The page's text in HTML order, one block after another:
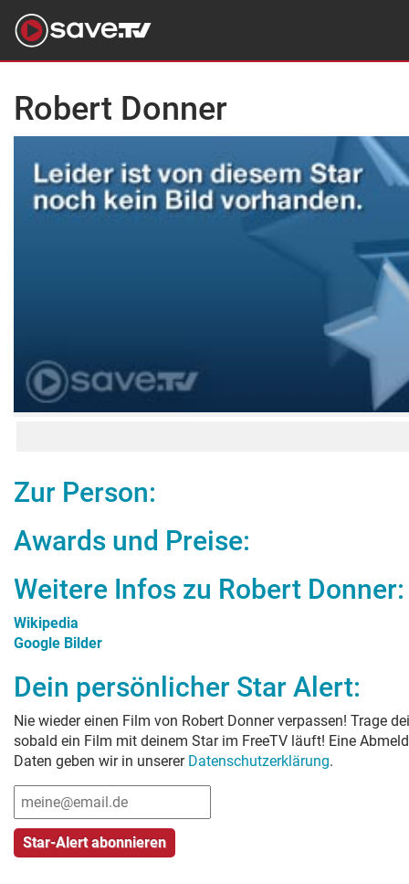
Robert Donner
Zur Person:
Awards und Preise:
Weitere Infos zu Robert Donner:
Wikipedia
Google Bilder
Dein persönlicher Star Alert:
Nie wieder einen Film von Robert Donnerverpassen! Trage
sobald ein Film mit deinem Star im FreeTV läuft! Eine
Daten geben wir in unserer Datenschutzerklärung.